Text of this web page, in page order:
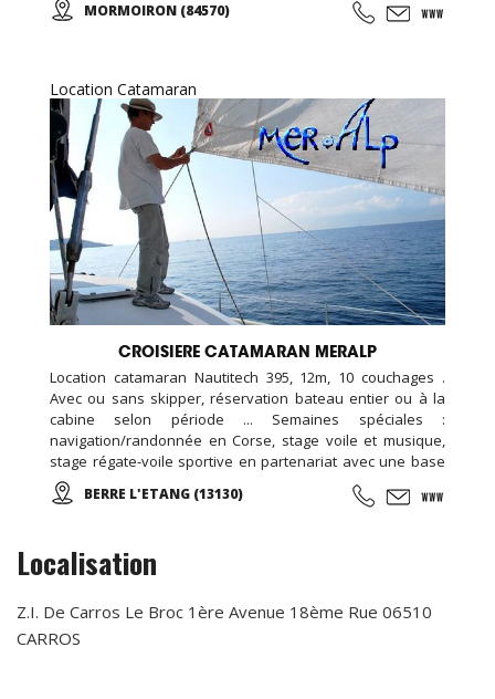
MORMOIRON (84570)
Location Catamaran
CROISIERE CATAMARAN MERALP
Location catamaran Nautitech 395, 12m, 10 couchages .
Avec ou sans skipper, réservation bateau entier ou à la
cabine selon période ... Semaines spéciales :
navigation/randonnée en Corse, stage voile et musique,
stage régate-voile sportive en partenariat avec une base
de voile... Croisières et sorties sur mesure pour les
groupes, familles, ados, congrès.
BERRE L'ETANG (13130)
Localisation
Z.I. De Carros Le Broc 1ère Avenue 18ème Rue 06510
CARROS